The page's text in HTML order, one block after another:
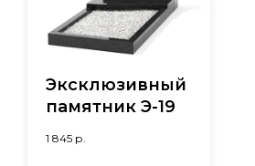
Эксклюзивный
памятник Э-19
1 845 р.